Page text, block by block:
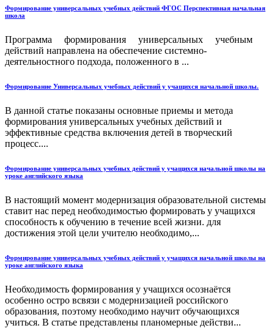
Формирование универсальных учебных действий ФГОС Перспективная начальная
школа
Программа формирования универсальных учебным
действий направлена на обеспечение системно-
деятельностного подхода, положенного в ...
Формирование Универсальных учебных действий у учащихся начальной школы.
В данной статье показаны основные приемы и метода
формирования универсальных учебных действий и
эффективные средства включения детей в творческий
процесс....
Формирование универсальных учебных действий у учащихся начальной школы на
уроке английского языка
В настоящий момент модернизация образовательной системы
ставит нас перед необходимостью формировать у учащихся
способность к обучению в течение всей жизни. для
достижения этой цели учителю необходимо,...
Формирование универсальных учебных действий у учащихся начальной школы на
уроке английского языка
Необходимость формирования у учащихся осознаётся
особенно остро всвязи с модернизацией российского
образования, поэтому необходимо научит обучающихся
учиться. В статье представлены планомерные действи...